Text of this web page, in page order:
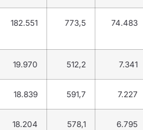
182.551 773,5 74.483
19.970 512,2 7.341
18.839 591,7 7.227
18.204 578,1 6.795